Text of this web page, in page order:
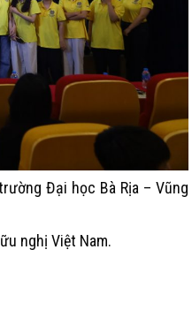
Đại học Bà Rịa – Vũng
nghị Việt Nam.